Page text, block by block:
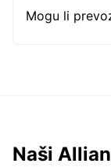
Mogu li
Naši